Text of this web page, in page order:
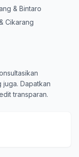
& Bintaro
Cikarang
juga. Dapatkan
transparan.